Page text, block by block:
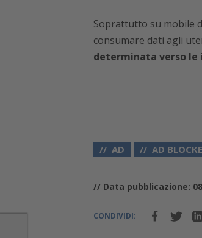
Soprattutto su mobile
consumare dati agli
determinata verso le
AD AD
// Data pubblicazione:
CONDIVIDI: